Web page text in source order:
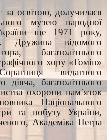
освітою, долучилася
музею народної
ще 1971 року,
Дружина відомого
багатолітнього
хору «Гомін»
видатного
діяча, багатолітнього
охорони пам´яток
Національного
та побуту України,
Академіка Петра